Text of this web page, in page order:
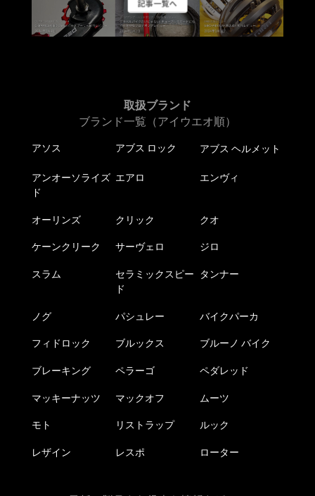
記事一覧へ
取扱ブランド
ブランド一覧（アイウエオ順）
アソス アブス ロック アブス ヘルメット
アンオーソライズ
ド
エアロ エンヴィ
オーリンズ クリック クオ
ケーンクリーク サーヴェロ ジロ
スラム
セラミックスピー
ド
タンナー
ノグ パシュレー バイクパーカ
フィドロック ブルックス ブルーノ バイク
ブレーキング ペラーゴ ペダレッド
マッキーナッツ マックオフ ムーツ
モト リストラップ ルック
レザイン レスポ ローター